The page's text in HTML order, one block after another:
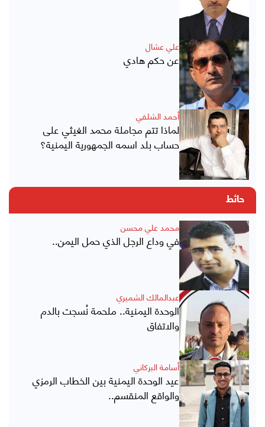
علي عشال
عن حكم هادي
أحمد الشلفي
لماذا تتم مجاملة محمد الغيثي على
حساب بلد اسمه الجمهورية اليمنية؟
حائط
محمد علي محسن
في وداع الرجل الذي حمل اليمن..
عبدالمالك الشميري
الوحدة اليمنية.. ملحمة نُسجت بالدم
والاتفاق
أسامة البركاني
عيد الوحدة اليمنية بين الخطاب الرمزي
والواقع المنقسم..